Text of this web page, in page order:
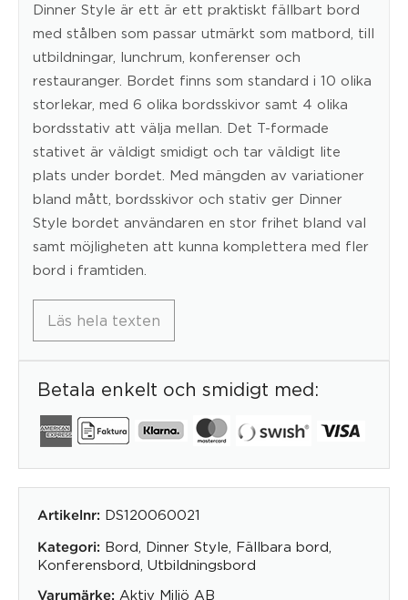
Dinner Style är ett är ett praktiskt fällbart bord
med stålben som passar utmärkt som matbord, till
utbildningar, lunchrum, konferenser och
restauranger. Bordet finns som standard i 10 olika
storlekar, med 6 olika bordsskivor samt 4 olika
bordsstativ att välja mellan. Det T-formade
stativet är väldigt smidigt och tar väldigt lite
plats under bordet. Med mängden av variationer
bland mått, bordsskivor och stativ ger Dinner
Style bordet användaren en stor frihet bland val
samt möjligheten att kunna komplettera med fler
bord i framtiden.
Läs hela texten
Betala enkelt och smidigt med:
Artikelnr: DS120060021
Kategori: Bord Dinner Style Fällbara bord
Konferensbord Utbildningsbord
Varumärke: Aktiv Miljö AB